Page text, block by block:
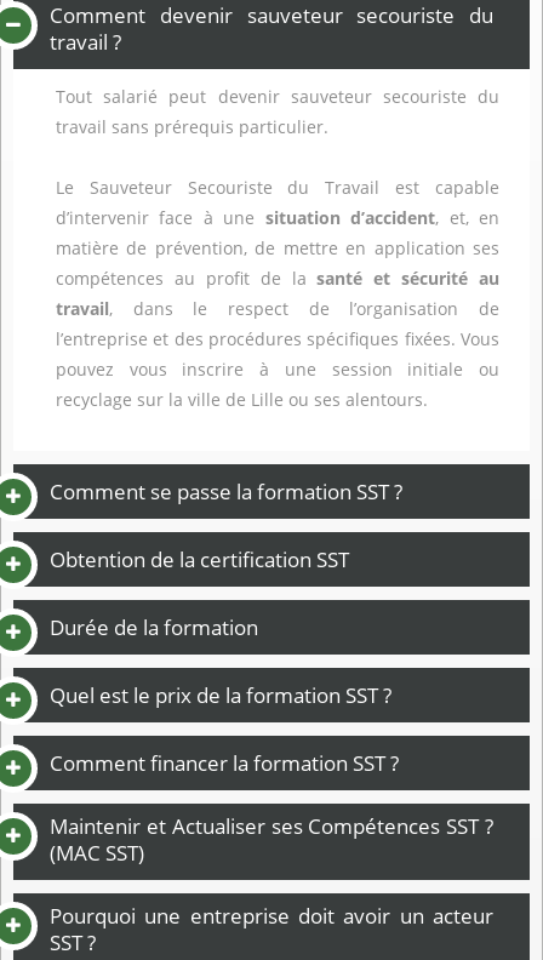
Comment devenir sauveteur secouriste du
travail ?
Tout salarié peut devenir sauveteur secouriste du
travail sans prérequis particulier.
Le Sauveteur Secouriste du Travail est capable
d’intervenir face à une situation d’accident, et, en
matière de prévention, de mettre en application ses
compétences au profit de lasanté et sécurité au
travail, dans le respect de l’organisation de
l’entreprise et des procédures spécifiques fixées. Vous
pouvez vous inscrire à une session initiale ou
recyclage sur la ville de Lille ou ses alentours.
Comment se passe la formation SST ?
Obtention de la certification SST
Durée de la formation
Quel est le prix de la formation SST ?
Comment financer la formation SST ?
Maintenir et Actualiser ses Compétences SST ?
(MAC SST)
Pourquoi une entreprise doit avoir un acteur
SST ?